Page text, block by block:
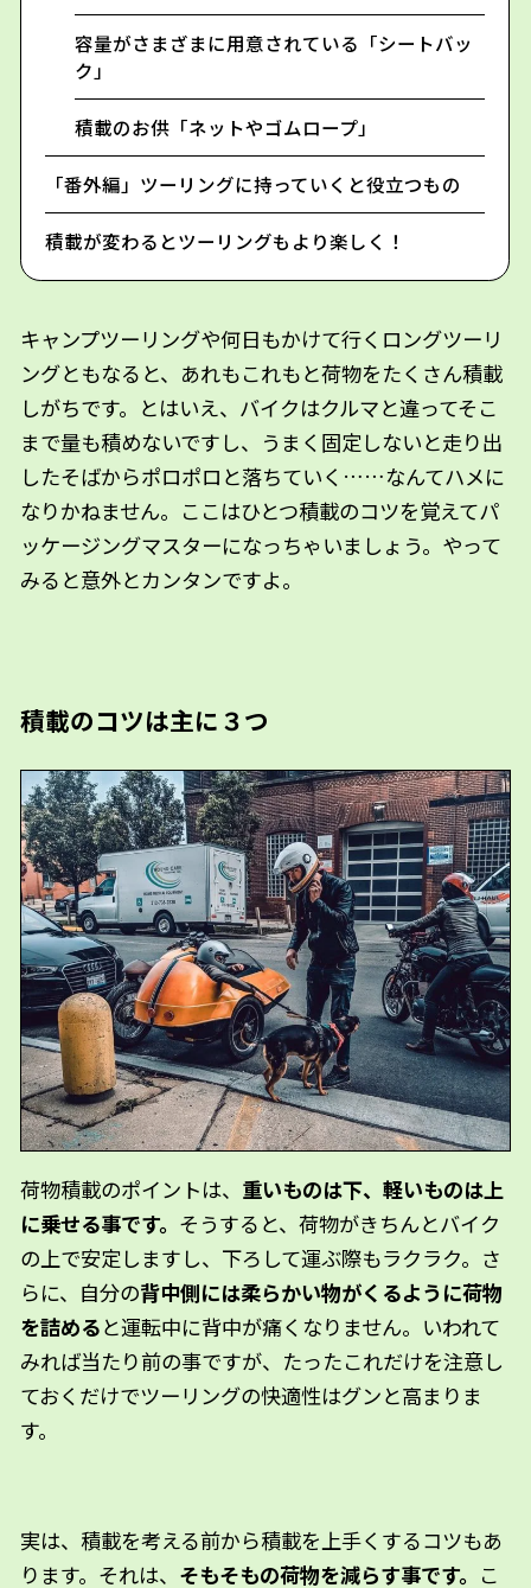
容量がさまざまに用意されている「シートバッ
ク」
積載のお供「ネットやゴムロープ」
「番外編」ツーリングに持っていくと役立つもの
積載が変わるとツーリングもより楽しく！
キャンプツーリングや何日もかけて行くロングツーリ
ングともなると、あれもこれもと荷物をたくさん積載
しがちです。とはいえ、バイクはクルマと違ってそこ
まで量も積めないですし、うまく固定しないと走り出
したそばからポロポロと落ちていく……なんてハメに
なりかねません。ここはひとつ積載のコツを覚えてパ
ッケージングマスターになっちゃいましょう。やって
みると意外とカンタンですよ。
積載のコツは主に３つ
荷物積載のポイントは、 重いものは下、軽いものは上
に乗せる事です。 そうすると、荷物がきちんとバイク
の上で安定しますし、下ろして運ぶ際もラクラク。さ
らに、自分の背中側には柔らかい物がくるように荷物
を詰めると運転中に背中が痛くなりません。いわれて
みれば当たり前の事ですが、たったこれだけを注意し
ておくだけでツーリングの快適性はグンと高まりま
す。
実は、積載を考える前から積載を上手くするコツもあ
ります。それは、 そもそもの荷物を減らす事です。 こ